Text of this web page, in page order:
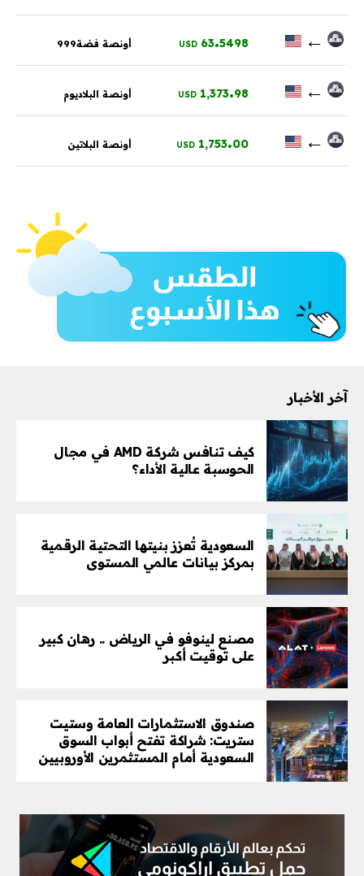
←
63.5498
USD أونصة فضة999
←
1,373.98
USD أونصة البلاديوم
←
1,753.00
USD أونصة البلاتين
آخر الأخبار
كيف تنافس شركة AMD في مجال
الحوسبة عالية الأداء؟
السعودية تُعزز بنيتها التحتية الرقمية
بمركز بيانات عالمي المستوى
مصنع لينوفو في الرياض .. رهان كبير
على توقيت أكبر
صندوق الاستثمارات العامة وستيت
ستريت: شراكة تفتح أبواب السوق
السعودية أمام المستثمرين الأوروبيين